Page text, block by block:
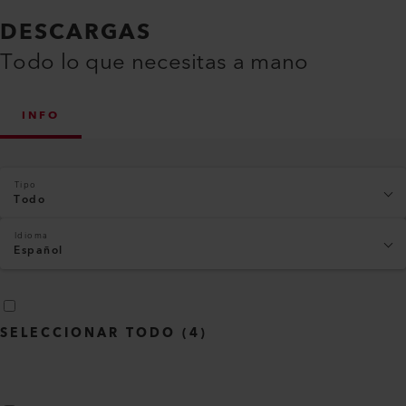
DESCARGAS
Todo lo que necesitas a mano
INFO
Tipo
Todo
Idioma
Español
SELECCIONAR TODO (4)